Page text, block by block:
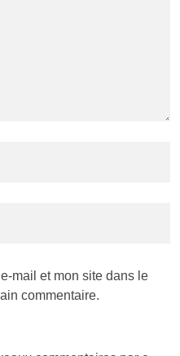
mail et mon site dans le
commentaire.